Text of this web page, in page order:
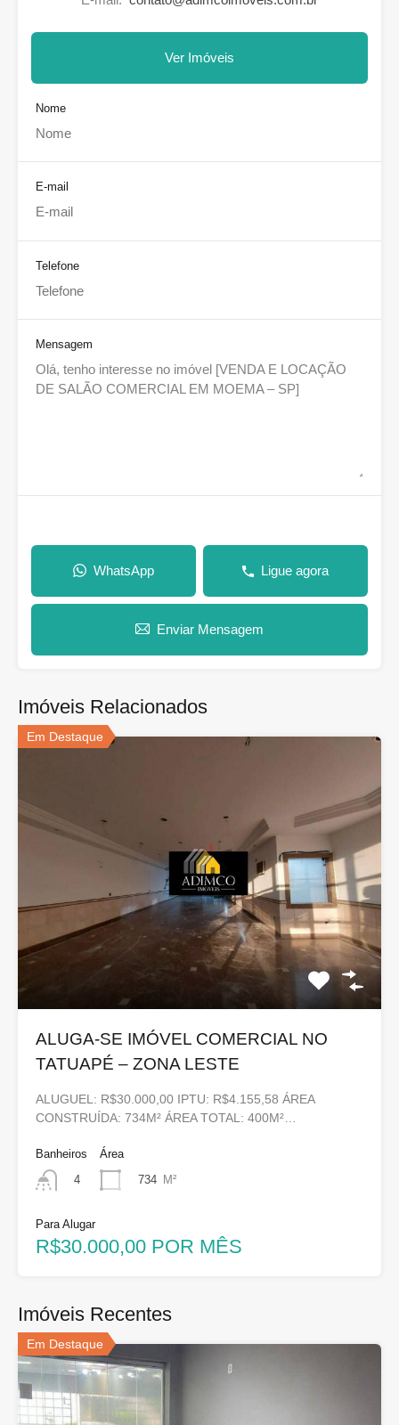
Ver Imóveis
Nome
E-mail
Telefone
Mensagem
WhatsApp Ligue agora
Enviar Mensagem
Imóveis Relacionados
Em Destaque
ALUGA-SE IMÓVEL COMERCIAL NO
TATUAPÉ – ZONA LESTE
ALUGUEL: R$30.000,00 IPTU: R$4.155,58 ÁREA
CONSTRUÍDA: 734M² ÁREA TOTAL: 400M²…
Banheiros
4
Área
734 M²
Para Alugar
R$30.000,00 POR MÊS
Imóveis Recentes
Em Destaque